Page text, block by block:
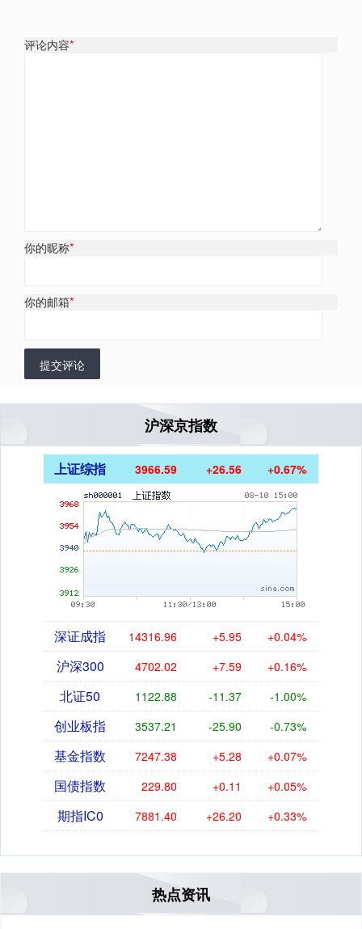
评论内容*
你的昵称*
你的邮箱*
提交评论
沪深京指数
上证综指 3966.59 +26.56 +0.67%
深证成指 14316.96 +5.95 +0.04%
沪深300 4702.02 +7.59 +0.16%
北证50 1122.88 -11.37 -1.00%
创业板指 3537.21 -25.90 -0.73%
基金指数 7247.38 +5.28 +0.07%
国债指数 229.80 +0.11 +0.05%
期指IC0 7881.40 +26.20 +0.33%
热点资讯